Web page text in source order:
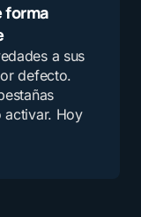
forma
a sus
defecto.
activar. Hoy